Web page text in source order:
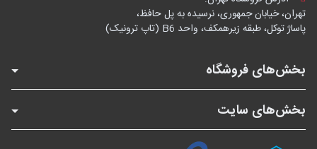
تهران، خیابان جمهوری، نرسیده به پل حافظ،
پاساژ توکل، طبقه زیرهمکف، واحد B6 (تاپ ترونیک)
بخش‌های فروشگاه
بخش‌های سایت